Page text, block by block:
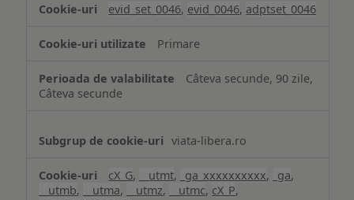
evid_set_0046, evid_0046, adptset_0046
Primare
Câteva secunde, 90 zile,
Câteva secunde
viata-libera.ro
cX_G, __utmt, _ga_xxxxxxxxxx, _ga,
__utmb, __utma, __utmz, __utmc, cX_P,